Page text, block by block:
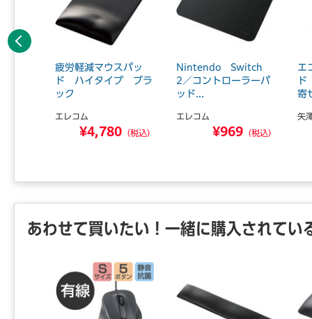
疲労軽減マウスパッ
ド ハイタイプ ブラ
ック
エレコム
¥4,780 （税込）
Nintendo Switch
2／コントローラーパ
ッド...
エレコム
¥969 （税込）
エ
寄
矢
前へ
あわせて買いたい！一緒に購入されてい